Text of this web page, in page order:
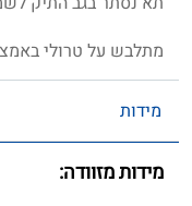
מתלבש על טרולי
מידות
מידות מזוודה: